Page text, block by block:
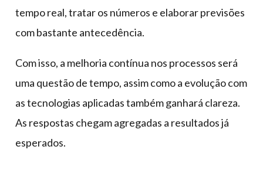
tempo real, tratar os números e elaborar previsões
com bastante antecedência.
Com isso, a melhoria contínua nos processos será
uma questão de tempo, assim como a evolução com
as tecnologias aplicadas também ganhará clareza.
As respostas chegam agregadas a resultados já
esperados.